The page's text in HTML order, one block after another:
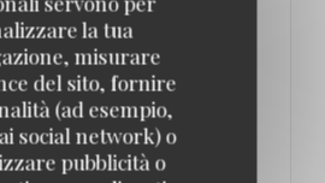
la tua
misurare
del sito, fornire
(ad esempio,
social network) o
pubblicità o
"Renoir et l'amour. La
(1865-1885)" qui se tient au
19 juillet 2026, la Maison